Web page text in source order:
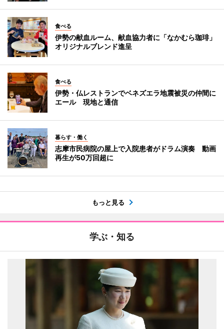
食べる
伊勢の献血ルーム、献血協力者に「なかむら珈琲」
オリジナルブレンド進呈
食べる
伊勢・仏レストランでベネズエラ地震被災の仲間に
エール 現地と通信
暮らす・働く
志摩市民病院の屋上で入院患者がドラム演奏 動画
再生が50万回超に
もっと見る
学ぶ・知る